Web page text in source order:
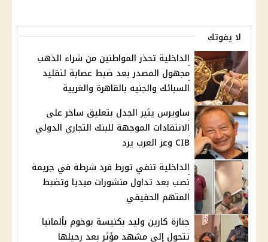
لا يفوتك
الداخلية تحذر المواطنين من شراء الذهب
مجهول المصدر بعد ضبط عصابة لتقليد
السبائك والجنيه بالقاهرة والغربية
ساويرس يثير الجدل بتعليق ساخر على
الانتقادات الموجهة للبنك التجاري الدولي
CIB وعز العرب يرد
الداخلية تنفي تورط فرد شرطة في جريمة
نصب بعد تداول منشورات ميديا وتضبط
المتهم الحقيقي
جنازة كارين وليد بكنيسة بوخوم بألمانيا
تتحول إلى مشهد مؤثر بعد رحيلها